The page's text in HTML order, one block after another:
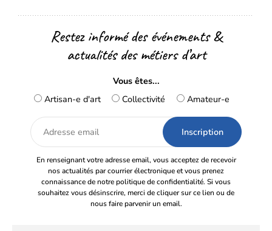
Restez informé des événements &
actualités des métiers d’art
Vous êtes...
Artisan-e d'art
Collectivité Amateur-e
Adresse
email
En renseignant votre adresse email, vous acceptez de recevoir
nos actualités par courrier électronique et vous prenez
connaissance de notre politique de confidentialité. Si vous
souhaitez vous désinscrire, merci de cliquer sur ce lien ou de
nous faire parvenir un email.